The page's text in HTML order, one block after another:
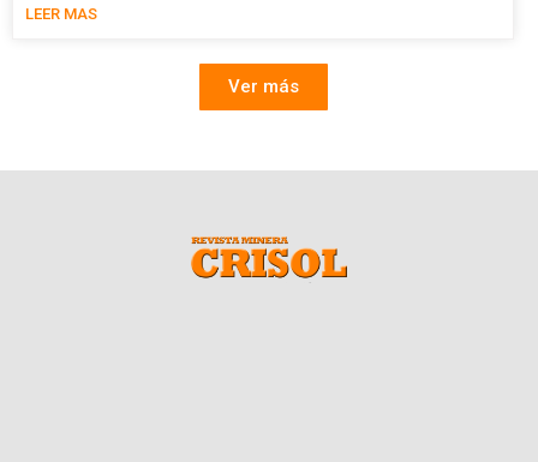
LEER MAS
Ver más